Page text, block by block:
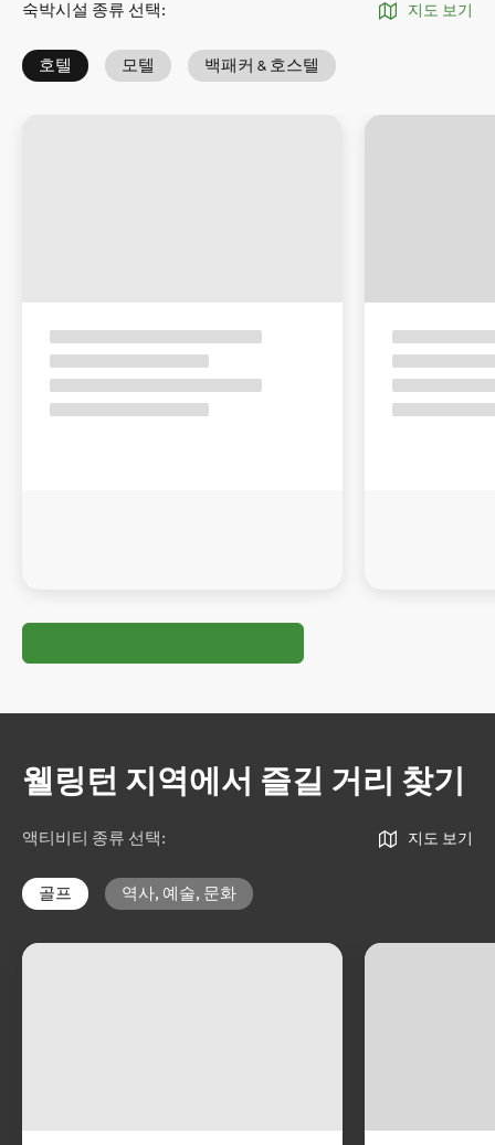
숙박시설 종류 선택: 지도 보기
호텔 모텔 백패커 & 호스텔
웰링턴 지역에서 즐길 거리 찾기
액티비티 종류 선택: 지도 보기
골프 역사, 예술, 문화